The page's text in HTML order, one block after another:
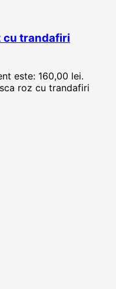
cu trandafiri
este: 160,00 lei.
roz cu trandafiri